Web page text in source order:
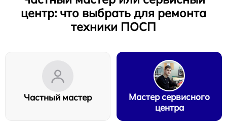
центр: что выбрать для ремонта
техники ПОСП
Частный мастер
Мастер сервисного
центра